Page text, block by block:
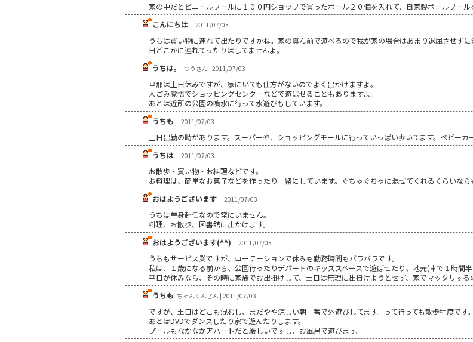
家の中だとビニールプールに１００円ショップで買ったボール２０個を入れて、自家製ボールプール
こんにちは | 2011/07/03
うちは買い物に連れて出たりですかね。家の真ん前で遊べるので我が家の場合はあまり退屈させず
日どこかに連れてったりはしてませんよ。
うちは。
つうさん | 2011/07/03
旦那は土日休みですが、家にいても仕方がないのでよく出かけますよ。
人ごみ覚悟でショッピングセンターなどで遊ばせることもありますよ。
あとは近所の公園の噴水に行って水遊びもしています。
うちも | 2011/07/03
土日出勤の時があります。スーパーや、ショッピングモールに行っていっぱい歩いてます。ベビーカ
うちは | 2011/07/03
お散歩・買い物・お料理などです。
お料理は、簡単なお菓子などを作ったり一緒にしています。ぐちゃぐちゃに混ぜてくれるくらいなら
おはようございます | 2011/07/03
うちは単身赴任なので常にいません。
料理、お散歩、図書館に出かけます。
おはようございます(^^) | 2011/07/03
うちもサービス業ですが、ローテーションで休みも勤務時間もバラバラです。
私は、１歳になる前から、公園行ったりデパートのキッズスペースで遊ばせたり、地元(車で１時間半
平日が休みなら、その時に家族でお出掛けして、土日は無理に出掛けようとせず、家でマッタリする
うちも ちゃんくんさん | 2011/07/03
ですが、土日はどこも混むし、まだやや涼しい朝一番で外遊びしてます。って行っても散歩程度です。
あとはDVDでダンスしたり家で遊んだりします。
プールもなかなかアパートだと厳しいですし、お風呂で遊びます。